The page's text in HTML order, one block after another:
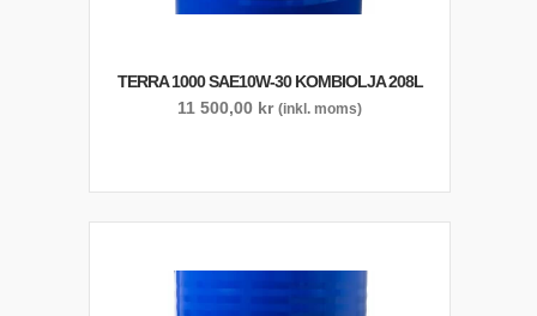
TERRA 1000 SAE10W-30 KOMBIOLJA 208L
11 500,00 kr (inkl. moms)